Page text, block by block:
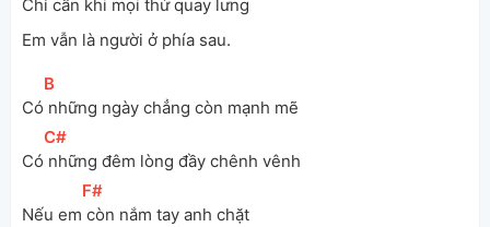
Chỉ cần khi mọi thứ quay lưng
Em vẫn là người ở phía sau.
Có
[B
những ngày chẳng còn mạnh mẽ
Có
[
C#
những đêm lòng đầy chênh vênh
Nếu em
[F#
còn nắm tay anh chặt